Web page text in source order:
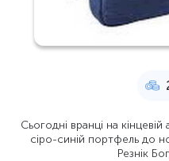
Сьогодні вранці на
сіро-синій портфель до
Резнік